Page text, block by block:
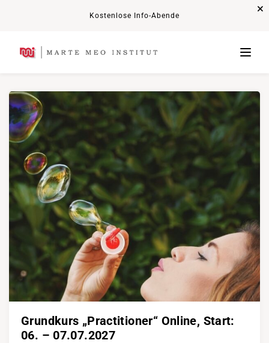
Kostenlose Info-Abende
Grundkurs „Practitioner“ Online, Start:
06. – 07.07.2027